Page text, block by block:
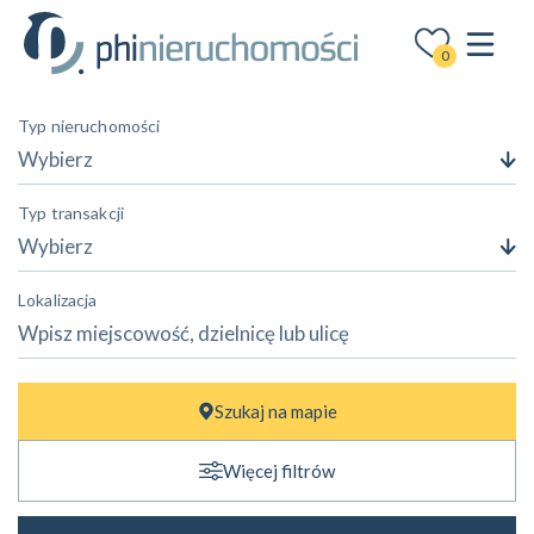
0
Typ nieruchomości
Wybierz
Typ transakcji
Wybierz
Lokalizacja
Cena
zł —
m² — m²
Szukaj na mapie
Więcej filtrów